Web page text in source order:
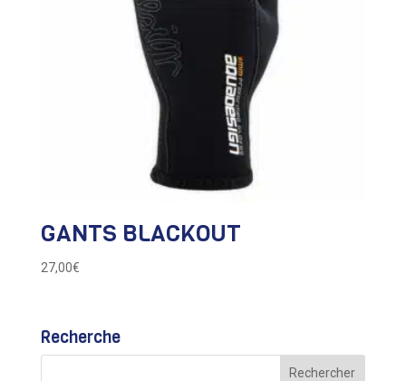
GANTS BLACKOUT
27,00€
Recherche